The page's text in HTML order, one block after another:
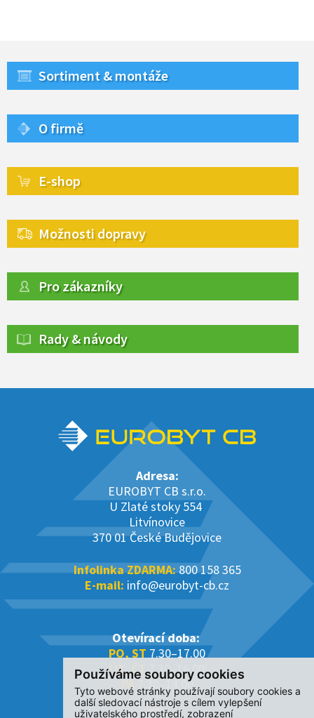
Používáme soubory cookies
Tyto webové stránky používají soubory cookies a
další sledovací nástroje s cílem vylepšení
uživatelského prostředí, zobrazení
Sortiment & montáže
O firmě
E-shop
Možnosti dopravy
Pro zákazníky
Rady & návody
Adresa:
EUROBYT CB s.r.o.
U Zlaté stoky 554
Litvínovice
370 01 České Budějovice
Infolinka ZDARMA:800 158 365
E-mail: info@eurobyt-cb.cz
Otevírací doba:
PO, ST 7.30–17.00
ÚT, ČT7.30–16.00
PÁ7.30–14.00